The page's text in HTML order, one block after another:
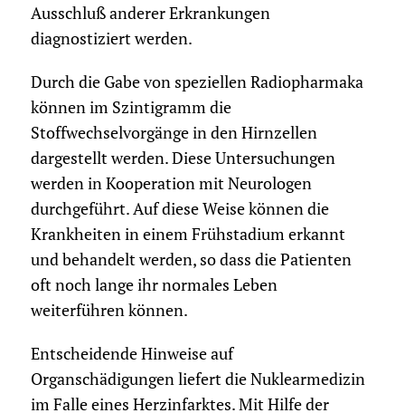
Ausschluß anderer Erkrankungen
diagnostiziert werden.
Durch die Gabe von speziellen Radiopharmaka
können im Szintigramm die
Stoffwechselvorgänge in den Hirnzellen
dargestellt werden. Diese Untersuchungen
werden in Kooperation mit Neurologen
durchgeführt. Auf diese Weise können die
Krankheiten in einem Frühstadium erkannt
und behandelt werden, so dass die Patienten
oft noch lange ihr normales Leben
weiterführen können.
Entscheidende Hinweise auf
Organschädigungen liefert die Nuklearmedizin
im Falle eines Herzinfarktes. Mit Hilfe der